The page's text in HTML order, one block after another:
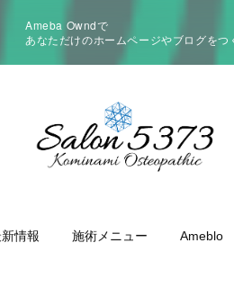
Ameba Owndで
あなただけのホームページやブログをつ
情報 施術メニュー Ameblo